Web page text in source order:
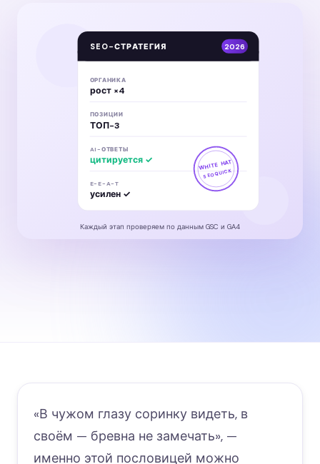
SEO-СТРАТЕГИЯ 2026
ОРГАНИКА
рост ×4
ПОЗИЦИИ
ТОП-3
AI-ОТВЕТЫ
цитируется ✓
E-E-A-T
усилен ✓
WHITE HAT
SEOQUICK
Каждый этап проверяем по данным GSC и GA4
«В чужом глазу соринку видеть, в
своём — бревна не замечать», —
именно этой пословицей можно